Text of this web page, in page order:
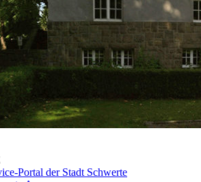
Portal der Stadt Schwerte